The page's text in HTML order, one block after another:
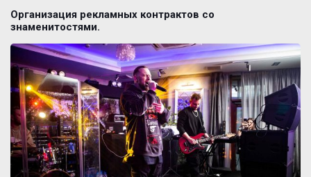
Организация рекламных контрактов со
знаменитостями.